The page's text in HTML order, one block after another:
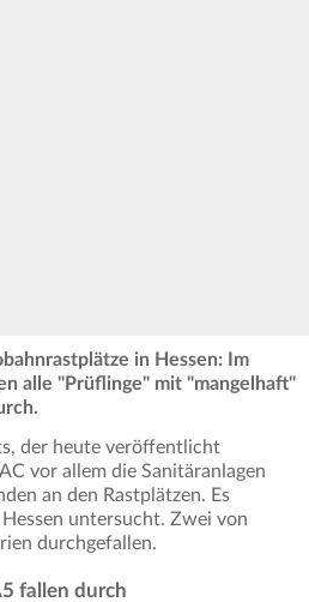
in Hessen: Im
alle "Prüflinge" mit "mangelhaft"
der heute veröffentlicht
vor allem die Sanitäranlagen
an den Rastplätzen. Es
untersucht. Zwei von
durchgefallen.
fallen durch